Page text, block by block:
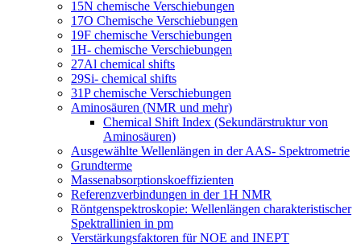
15N chemische Verschiebungen
17O Chemische Verschiebungen
19F chemische Verschiebungen
1H- chemische Verschiebungen
27Al chemical shifts
29Si- chemical shifts
31P chemische Verschiebungen
Aminosäuren (NMR und mehr)
Chemical Shift Index (Sekundärstruktur von
Aminosäuren)
Ausgewählte Wellenlängen in der AAS- Spektrometrie
Grundterme
Massenabsorptionskoeffizienten
Referenzverbindungen in der 1H NMR
Röntgenspektroskopie: Wellenlängen charakteristischer
Spektrallinien in pm
Verstärkungsfaktoren für NOE and INEPT